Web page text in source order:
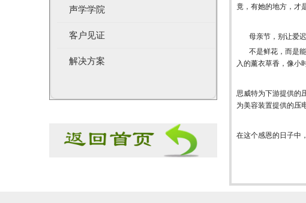
声学学院
客户见证
解决方案
竟，有她的地方，才
母亲节，别让爱迟
不是鲜花，而是能
入的薰衣草香，像小
思威特为下游提供的
为美容装置提供的压
在这个感恩的日子中